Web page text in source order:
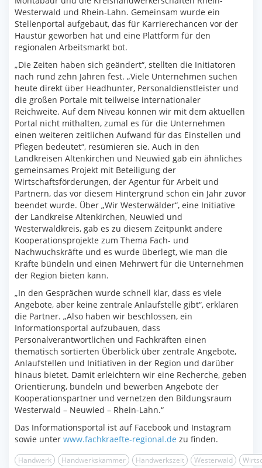
Westerwald und Rhein-Lahn. Gemeinsam wurde ein
Stellenportal aufgebaut, das für Karrierechancen vor der
Haustür geworben hat und eine Plattform für den
regionalen Arbeitsmarkt bot.
„Die Zeiten haben sich geändert“, stellten die Initiatoren
nach rund zehn Jahren fest. „Viele Unternehmen suchen
heute direkt über Headhunter, Personaldienstleister und
die großen Portale mit teilweise internationaler
Reichweite. Auf dem Niveau können wir mit dem aktuellen
Portal nicht mithalten, zumal es für die Unternehmen
einen weiteren zeitlichen Aufwand für das Einstellen und
Pflegen bedeutet“, resümieren sie. Auch in den
Landkreisen Altenkirchen und Neuwied gab ein ähnliches
gemeinsames Projekt mit Beteiligung der
Wirtschaftsförderungen, der Agentur für Arbeit und
Partnern, das vor diesem Hintergrund schon ein Jahr zuvor
beendet wurde. Über „Wir Westerwälder“, eine Initiative
der Landkreise Altenkirchen, Neuwied und
Westerwaldkreis, gab es zu diesem Zeitpunkt andere
Kooperationsprojekte zum Thema Fach- und
Nachwuchskräfte und es wurde überlegt, wie man die
Kräfte bündeln und einen Mehrwert für die Unternehmen
der Region bieten kann.
„In den Gesprächen wurde schnell klar, dass es viele
Angebote, aber keine zentrale Anlaufstelle gibt“, erklären
die Partner. „Also haben wir beschlossen, ein
Informationsportal aufzubauen, dass
Personalverantwortlichen und Fachkräften einen
thematisch sortierten Überblick über zentrale Angebote,
Anlaufstellen und Initiativen in der Region und darüber
hinaus bietet. Damit erleichtern wir eine Recherche, geben
Orientierung, bündeln und bewerben Angebote der
Kooperationspartner und vernetzen den Bildungsraum
Westerwald – Neuwied – Rhein-Lahn.“
Das Informationsportal ist auf Facebook und Instagram
sowie unter www.fachkraefte-regional.de zu finden.
Handwerk Handwerkskammer Handwerkszeit Westerwald